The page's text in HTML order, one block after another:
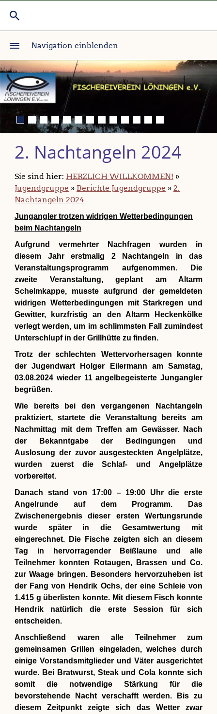
Navigation einblenden
2. Nachtangeln 2024
Sie sind hier: HERZLICH WILLKOMMEN! »
Jugendgruppe » Berichte Jugendgruppe » 2.
Nachtangeln 2024
Jungangler trotzen widrigen Wetterbedingungen
beim Nachtangeln
Aufgrund vermehrter Nachfragen wurden in
diesem Jahr erstmalig 2 Nachtangeln in das
Veranstaltungsprogramm aufgenommen. Die
zweite Veranstaltung, geplant am Altarm
Schelmkappe, musste aufgrund der gemeldeten
widrigen Wetterbedingungen mit Starkregen und
Gewitter, kurzfristig an den Altarm Heckenkölke
verlegt werden, um im schlimmsten Fall zumindest
Unterschlupf in der Grillhütte zu finden.
Trotz der schlechten Wettervorhersagen konnte
der Jugendwart Holger Eilermann am Samstag,
03.08.2024 wieder 11 angelbegeisterte Jungangler
begrüßen.
Wie bereits bei den vergangenen Nachtangeln
praktiziert, startete die Veranstaltung bereits am
Nachmittag mit dem Treffen am Gewässer. Nach
der Bekanntgabe der Bedingungen und
Auslosung der zuvor ausgesteckten Angelplätze,
wurden zuerst die Schlaf- und Angelplätze
vorbereitet.
Danach stand von 17:00 – 19:00 Uhr die erste
Angelrunde auf dem Programm. Das
Zwischenergebnis dieser ersten Wertungsrunde
wurde später in die Gesamtwertung mit
eingerechnet. Die Fische zeigten sich an diesem
Tag in hervorragender Beißlaune und alle
Teilnehmer konnten Rotaugen, Brassen und Co.
zur Waage bringen. Besonders hervorzuheben ist
der Fang von Hendrik Ochs, der eine Schleie von
1.415 g überlisten konnte. Mit diesem Fisch konnte
Hendrik natürlich die erste Session für sich
entscheiden.
Anschließend waren alle Teilnehmer zum
gemeinsamen Grillen eingeladen, welches durch
einige Vorstandsmitglieder und Väter ausgerichtet
wurde. Bei Bratwurst, Steak und Cola konnte sich
somit die notwendige Stärkung für die
bevorstehende Nacht verschafft werden. Bis zu
diesem Zeitpunkt zeigte sich das Wetter zwar